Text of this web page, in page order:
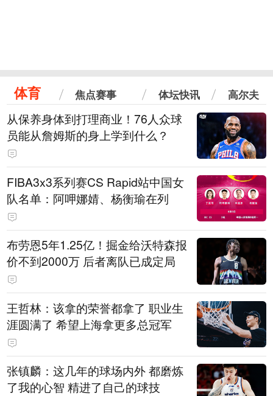
体育 焦点赛事 体坛快讯 高尔夫
从保养身体到打理商业！76人众球
员能从詹姆斯的身上学到什么？
FIBA3x3系列赛CS Rapid站中国女
队名单：阿呷娜婧、杨衡瑜在列
布劳恩5年1.25亿！掘金给沃特森报
价不到2000万 后者离队已成定局
王哲林：该拿的荣誉都拿了 职业生
涯圆满了 希望上海拿更多总冠军
张镇麟：这几年的球场内外 都磨炼
了我的心智 精进了自己的球技